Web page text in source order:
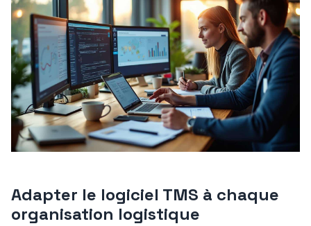
Adapter le logiciel TMS à chaque
organisation logistique